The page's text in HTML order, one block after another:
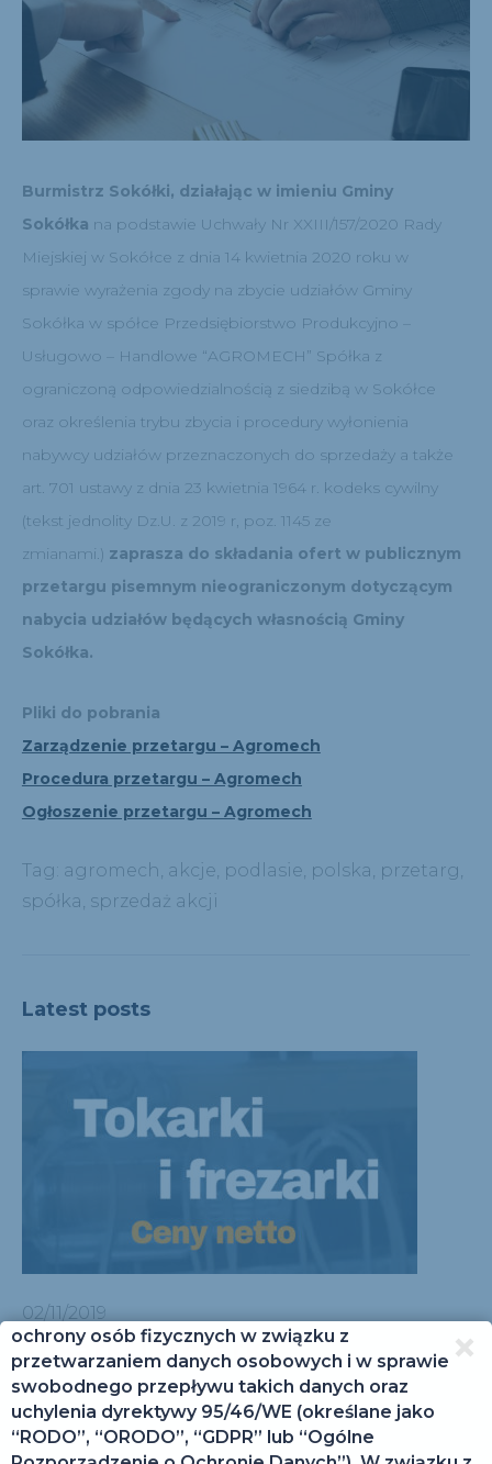
Burmistrz Sokółki, działając w imieniu Gminy
Sokółka na podstawie Uchwały Nr XXIII/157/2020 Rady
Miejskiej w Sokółce z dnia 14 kwietnia 2020 roku w
sprawie wyrażenia zgody na zbycie udziałów Gminy
Sokółka w spółce Przedsiębiorstwo Produkcyjno –
Usługowo – Handlowe “AGROMECH” Spółka z
ograniczoną odpowiedzialnością z siedzibą w Sokółce
oraz określenia trybu zbycia i procedury wyłonienia
nabywcy udziałów przeznaczonych do sprzedaży a także
art. 701 ustawy z dnia 23 kwietnia 1964 r. kodeks cywilny
(tekst jednolity Dz.U. z 2019 r, poz. 1145 ze
zmianami.) zaprasza do składania ofert w publicznym
przetargu pisemnym nieograniczonym dotyczącym
nabycia udziałów będących własnością Gminy
Sokółka.
Pliki do pobrania
Zarządzenie przetargu – Agromech
Procedura przetargu – Agromech
Ogłoszenie przetargu – Agromech
Tag: agromech, akcje, podlasie, polska, przetarg,
spółka, sprzedaż akcji
Latest posts
02/11/2019
Tokarki i frezarki
Szanowny Użytkowniku!
(UE) 2016/679 z dnia 27 kwietnia 2016 r. w sprawie
ochrony osób fizycznych w związku z
przetwarzaniem danych osobowych i w sprawie
swobodnego przepływu takich danych oraz
uchylenia dyrektywy 95/46/WE (określane jako
“RODO”, “ORODO”, “GDPR” lub “Ogólne